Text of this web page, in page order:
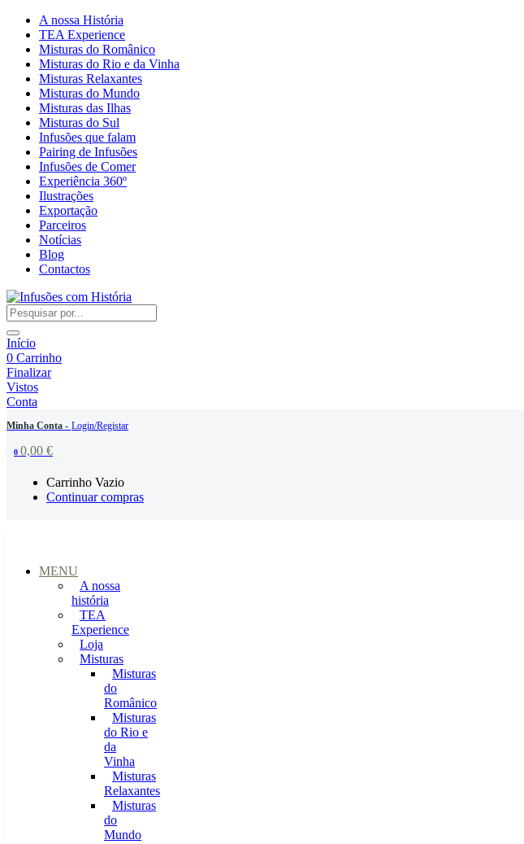
A nossa História
TEA Experience
Misturas do Românico
Misturas do Rio e da Vinha
Misturas Relaxantes
Misturas do Mundo
Misturas das Ilhas
Misturas do Sul
Infusões que falam
Pairing de Infusões
Infusões de Comer
Experiência 360º
Ilustrações
Exportação
Parceiros
Notícias
Blog
Contactos
Início
0 Carrinho
Finalizar
Vistos
Conta
Minha Conta - Login/Registar
0 0,00 €
Carrinho Vazio
Continuar compras
MENU
A nossa
história
TEA
Experience
Loja
Misturas
Misturas
do
Românico
Misturas
do Rio e
da
Vinha
Misturas
Relaxantes
Misturas
do
Mundo